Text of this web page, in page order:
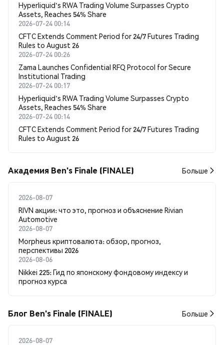
Hyperliquid's RWA Trading Volume Surpasses Crypto
Assets, Reaches 54% Share
2026-07-24 00:14
CFTC Extends Comment Period for 24/7 Futures Trading
Rules to August 26
2026-07-24 00:26
Zama Launches Confidential RFQ Protocol for Secure
Institutional Trading
2026-07-24 00:17
Hyperliquid's RWA Trading Volume Surpasses Crypto
Assets, Reaches 54% Share
2026-07-24 00:14
CFTC Extends Comment Period for 24/7 Futures Trading
Rules to August 26
Академия Ben's Finale (FINALE) Больше
2026-08-07
RIVN акции: что это, прогноз и объяснение Rivian
Automotive
2026-08-07
Morpheus криптовалюта: обзор, прогноз,
перспективы 2026
2026-08-06
Nikkei 225: Гид по японскому фондовому индексу и
прогноз курса
Блог Ben's Finale (FINALE) Больше
2026-08-07